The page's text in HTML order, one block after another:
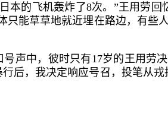
本的飞机轰炸了8次。”王用劳回
能草草地就近埋在路边，有些
声中，彼时只有17岁的王用劳
后，我决定响应号召，投笔从